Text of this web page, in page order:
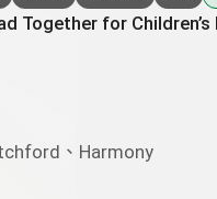
Together for Children’s
、Harmony